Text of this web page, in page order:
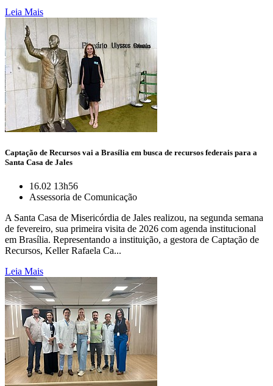
Leia Mais
Captação de Recursos vai a Brasília em busca de recursos federais para a
Santa Casa de Jales
16.02 13h56
Assessoria de Comunicação
A Santa Casa de Misericórdia de Jales realizou, na segunda semana
de fevereiro, sua primeira visita de 2026 com agenda institucional
em Brasília. Representando a instituição, a gestora de Captação de
Recursos, Keller Rafaela Ca...
Leia Mais